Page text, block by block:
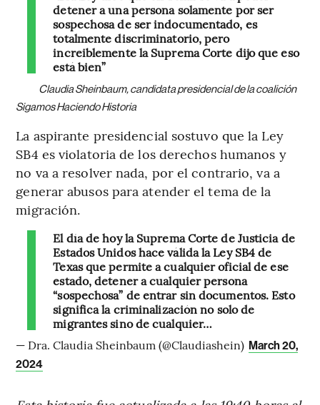
detener a una persona solamente por ser
sospechosa de ser indocumentado, es
totalmente discriminatorio, pero
increiblemente la Suprema Corte dijo que eso
está bien”
Claudia Sheinbaum, candidata presidencial de la coalición
Sigamos Haciendo Historia
La aspirante presidencial sostuvo que la Ley
SB4 es violatoria de los derechos humanos y
no va a resolver nada, por el contrario, va a
generar abusos para atender el tema de la
migración.
El día de hoy la Suprema Corte de Justicia de
Estados Unidos hace válida la Ley SB4 de
Texas que permite a cualquier oficial de ese
estado, detener a cualquier persona
“sospechosa” de entrar sin documentos. Esto
significa la criminalización no solo de
migrantes sino de cualquier…
— Dra. Claudia Sheinbaum (@Claudiashein) March 20,
2024